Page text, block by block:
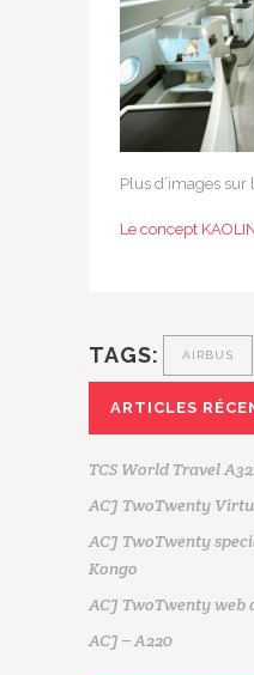
Plus d’images sur
Le concept
TAGS: AIRBUS
ARTICLES
TCS World Travel
ACJ TwoTwenty
ACJ TwoTwenty
Kongo
ACJ TwoTwenty
ACJ – A220